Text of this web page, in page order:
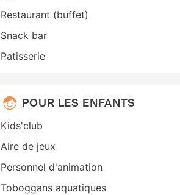
Restaurant (buffet)
Snack bar
Patisserie
POUR LES ENFANTS
Kids'club
Aire de jeux
Personnel d'animation
Toboggans aquatiques